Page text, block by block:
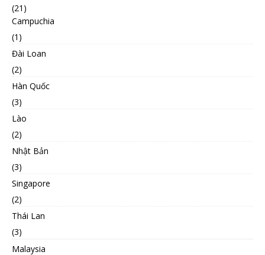
(21)
Campuchia
(1)
Đài Loan
(2)
Hàn Quốc
(3)
Lào
(2)
Nhật Bản
(3)
Singapore
(2)
Thái Lan
(3)
Malaysia